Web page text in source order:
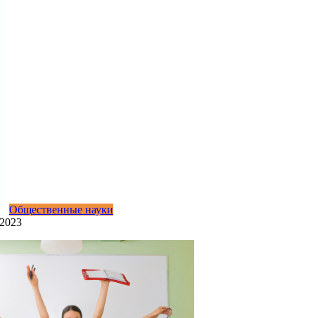
Общественные науки